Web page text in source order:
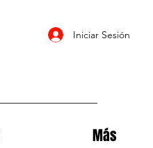
Iniciar Sesión
Más